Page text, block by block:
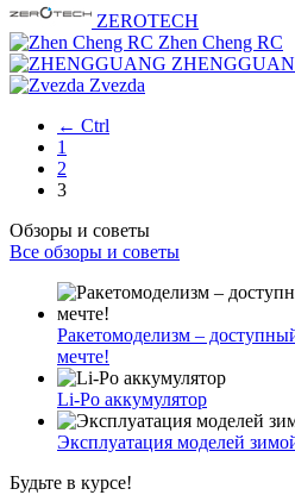
ZEROTECH
Zhen Cheng RC
Zvezda
← Ctrl
1
2
3
Обзоры и советы
Все обзоры и советы
Ракетомоделизм –
мечте!
Li-Po аккумулятор
Эксплуатация моделей
Будьте в курсе!